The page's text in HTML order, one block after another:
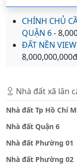
CHÍNH CHỦ
QUẬN 6-
ĐẤT NỀN
8,000,000,000đ
Nhà đất xã lân
Nhà đất Tp Hồ Chí
Nhà đất Quận 6
Nhà đất Phường 01
Nhà đất Phường 02